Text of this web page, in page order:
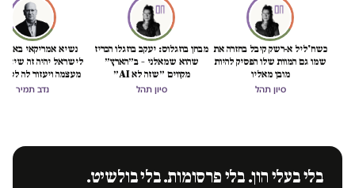
כשח'ליל א-רשק קיבל בחזרה את
שמו גם המוות שלו הפסיק להיות
מובן מאליו
סיון תהל
מבחן בוזגלוס: יעקב בוזגלו הכריז
שהוא שמאלני – ב״הארץ״
מקווים ״שזה לא AI״
סיון תהל
נשיא אמריקאי באמת
לישראל יהיה זה
מעצמה ויעזור לה
הכיבוש
נדב תמיר
בלי בעלי הון. בלי פרסומות. בלי בולשיט.